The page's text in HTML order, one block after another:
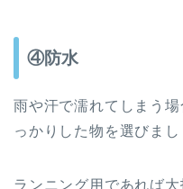
④防水
雨や汗で濡れてしまう
っかりした物を選びまし
ランニング用であれば